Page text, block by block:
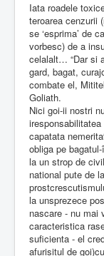
Iata roadele
teroarea cenzurii
se ‘esprima’ de
vorbesc) de a
celalalt… “Dar si
gard, bagat,
combate el,
Goliath.
Nici goi-ii nostri
capatata
obliga pe
la un strop de
national pute de
la unsprezece
nascare - nu mai
caracteristica
suficienta - el
afurisitul de